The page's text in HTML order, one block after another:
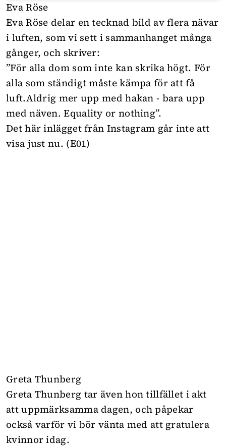
Eva Röse
Eva Röse delar en tecknad bild av flera nävar
i luften, som vi sett i sammanhanget många
gånger, och skriver:
”För alla dom som inte kan skrika högt. För
alla som ständigt måste kämpa för att få
luft.Aldrig mer upp med hakan - bara upp
med näven. Equality or nothing”.
Det här inlägget från Instagram går inte att
visa just nu. (E01)
Greta Thunberg
Greta Thunberg tar även hon tillfället i akt
att uppmärksamma dagen, och påpekar
också varför vi bör vänta med att gratulera
kvinnor idag.